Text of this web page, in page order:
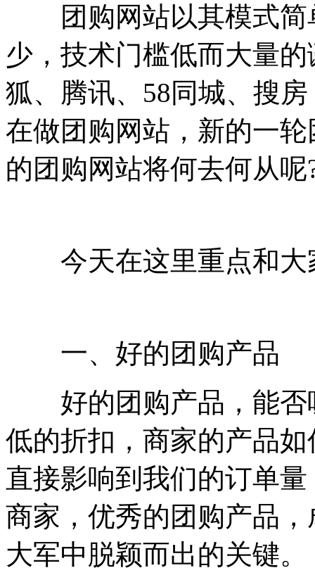
团购网站以其模式简
少，技术门槛低而大量
狐、腾讯、58同城、搜
在做团购网站，新的一
的团购网站将何去何从呢
今天在这里重点和大
一、好的团购产品
好的团购产品，能否
低的折扣，商家的产品
直接影响到我们的订单
商家，优秀的团购产品
大军中脱颖而出的关键。